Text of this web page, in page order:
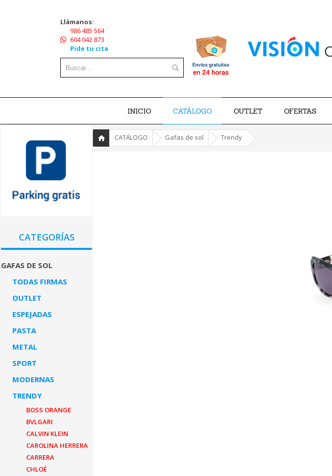
Llámanos:
986 485 564
604 042 873
Pide tu cita
INICIO CATÁLOGO OUTLET OFERTAS
CATEGORÍAS
GAFAS DE SOL
TODAS FIRMAS
OUTLET
ESPEJADAS
PASTA
METAL
SPORT
MODERNAS
TRENDY
BOSS ORANGE
BVLGARI
CALVIN KLEIN
CAROLINA HERRERA
CARRERA
CHLOÉ
»CATÁLOGO Gafas de sol Trendy